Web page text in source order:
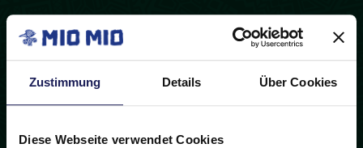
Zustimmung Details Über Cookies
Diese Webseite verwendet Cookies